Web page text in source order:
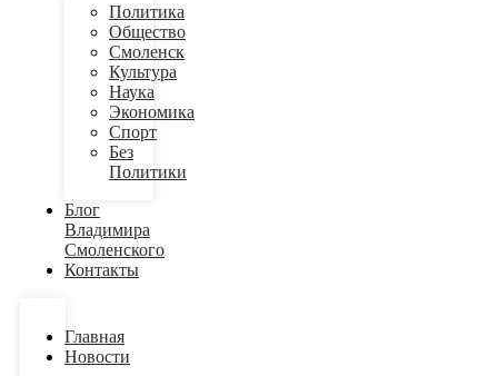
Политика
Общество
Смоленск
Культура
Наука
Экономика
Спорт
Без
Политики
Блог
Владимира
Смоленского
Контакты
Главная
Новости